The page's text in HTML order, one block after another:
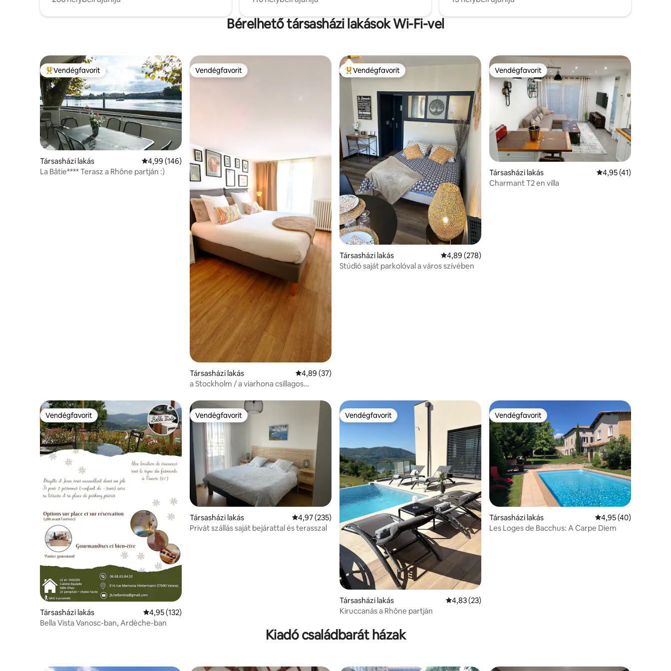
Bérelhető társasházi lakások Wi-Fi-vel
Kiemelt vendégfavorit
Vendégfavorit
Társasházi lakás Átlagos értékelés: 5/4,99, 146 vélemény
4,99 (146)
La Bâtie**** Terasz a Rhône partján :)
Vendégfavorit
Vendégfavorit
Társasházi lakás Átlagos értékelés: 5/4,89, 37 vélemény
4,89 (37)
a Stockholm / a viarhona csillagos
Kiemelt vendégfavorit
Vendégfavorit
Társasházi lakás Átlagos értékelés: 5/4,89, 278 vélemény
4,89 (278)
Stúdió saját parkolóval a város szívében
Vendégfavorit
Vendégfavorit
Társasházi lakás Átlagos értékelés: 5/
4,95 (41)
Charmant T2 en villa
Vendégfavorit
Vendégfavorit
Társasházi lakás Átlagos értékelés: 5/4,95, 132 vélemény
4,95 (132)
Bella Vista Vanosc-ban, Ardèche-ban
Vendégfavorit
Vendégfavorit
Társasházi lakás Átlagos értékelés: 5/4,97, 235 vélemény
4,97 (235)
Privát szállás saját bejárattal és terasszal
Vendégfavorit
Vendégfavorit
Társasházi lakás Átlagos értékelés: 5/4,83, 23 vélemény
4,83 (23)
Kiruccanás a Rhône partján
Vendégfavorit
Vendégfavorit
Társasházi lakás Átlagos értékelés: 5/
4,95 (40)
Les Loges de Bacchus: A Carpe Diem
Kiadó családbarát házak